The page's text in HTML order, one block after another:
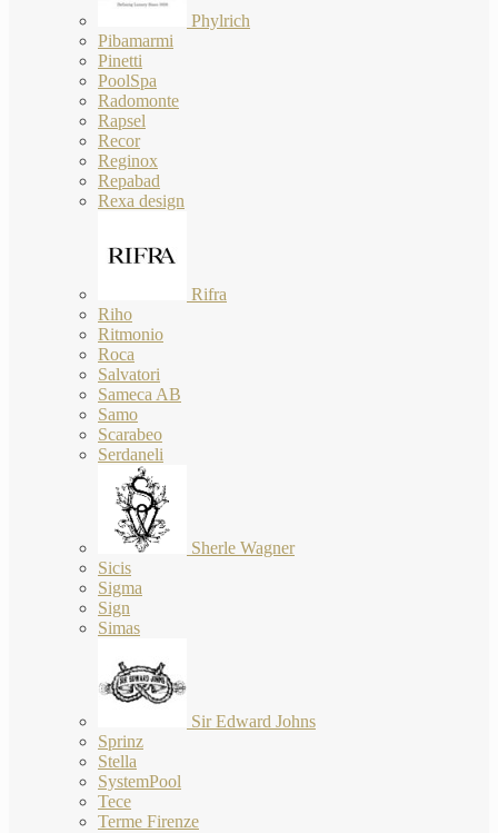
Phylrich
Pibamarmi
Pinetti
PoolSpa
Radomonte
Rapsel
Recor
Reginox
Repabad
Rexa design
Rifra
Riho
Ritmonio
Roca
Salvatori
Sameca AB
Samo
Scarabeo
Serdaneli
Sherle Wagner
Sicis
Sigma
Sign
Simas
Sir Edward Johns
Sprinz
Stella
SystemPool
Tece
Terme Firenze